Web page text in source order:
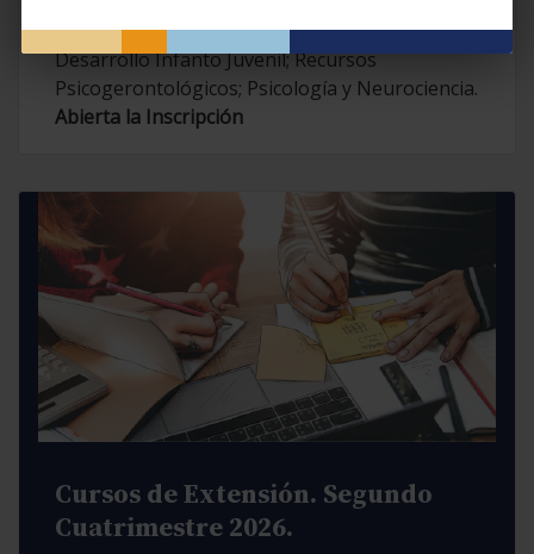
Contemporáneas; Problemáticas en el
Desarrollo Infanto Juvenil; Recursos
Psicogerontológicos; Psicología y Neurociencia.
Abierta la Inscripción
Cursos de Extensión. Segundo
Cuatrimestre 2026.